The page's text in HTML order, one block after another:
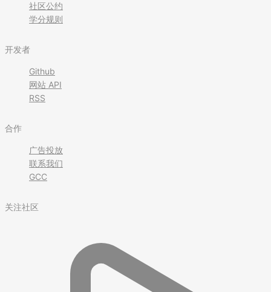
社区公约
学分规则
开发者
Github
网站 API
RSS
合作
广告投放
联系我们
GCC
关注社区